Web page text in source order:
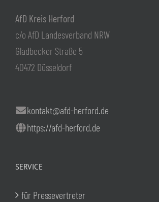
AfD Kreis Herford
c/o AfD Landesverband NRW
Gladbecker Straße 5
40472 Düsseldorf
kontakt@afd-herford.de
https://afd-herford.de
SERVICE
für Pressevertreter